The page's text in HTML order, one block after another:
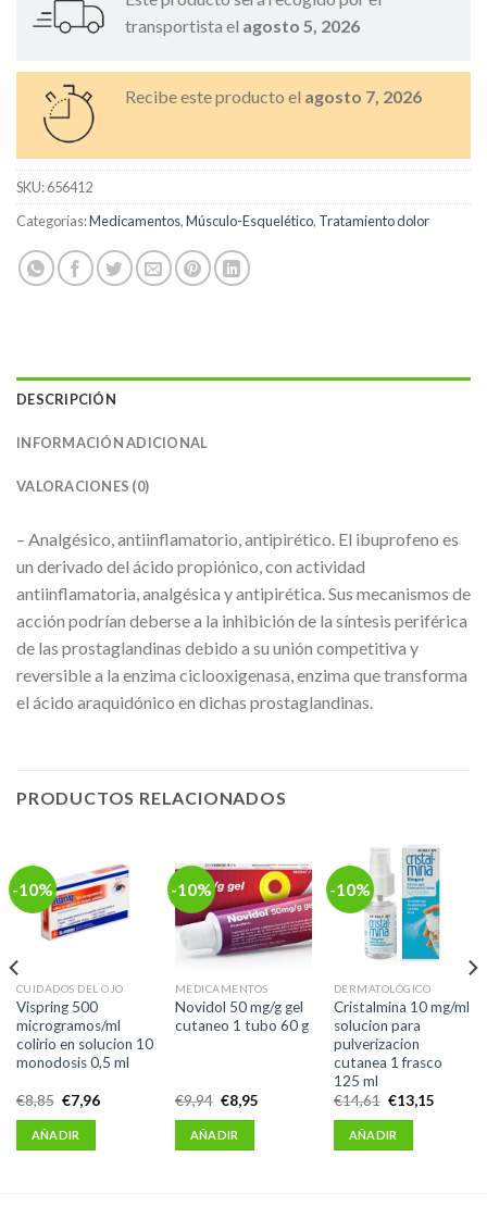
transportista el agosto 5, 2026
Recibe este producto el agosto 7, 2026
SKU:656412
Categorías:Medicamentos,Músculo-Esquelético, Tratamiento dolor
DESCRIPCIÓN
INFORMACIÓN ADICIONAL
VALORACIONES (0)
– Analgésico, antiinflamatorio, antipirético. El ibuprofeno es
un derivado del ácido propiónico, con actividad
antiinflamatoria, analgésica y antipirética. Sus mecanismos de
acción podrían deberse a la inhibición de la síntesis periférica
de las prostaglandinas debido a su unión competitiva y
reversible a la enzima ciclooxigenasa, enzima que transforma
el ácido araquidónico en dichas prostaglandinas.
PRODUCTOS RELACIONADOS
-10%
CUIDADOS DEL OJO
Vispring 500
microgramos/ml
colirio en solucion 10
monodosis 0,5 ml
€8,85 El
precio
original
era:
€8,85.
€7,96El
AÑADIR
-10%
MEDICAMENTOS
Novidol 50 mg/g gel
cutaneo 1 tubo 60 g
€9,94 El
precio
original
era:
€9,94.
€8,95El
AÑADIR
-10%
DERMATOLÓGICO
Cristalmina 10 mg/ml
solucion para
pulverizacion
cutanea 1 frasco
125 ml
€14,61 El
precio
original
era:
€14,61.
€13,15El
AÑADIR